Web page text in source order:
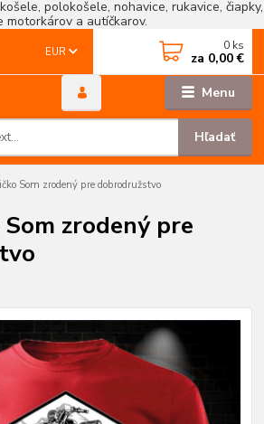
polokošele, nohavice, rukavice, čiapky,
a autíčkarov.
Menu
EUR
Hľadať
0 ks
za 0,00 €
Som zrodený pre dobrodružstvo
zrodený pre